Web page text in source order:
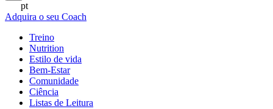
pt
Adquira o seu Coach
Treino
Nutrition
Estilo de vida
Bem-Estar
Comunidade
Ciência
Listas de Leitura